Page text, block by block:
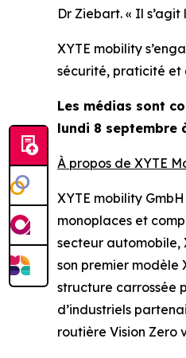
Dr Ziebart. « Il
XYTE mobility
sécurité, praticité et
Les médias sont
lundi 8 septembre
À propos de XYTE
XYTE mobility
monoplaces et
secteur automobile,
son premier modèle
structure carrossée
d’industriels
routière Vision Zero